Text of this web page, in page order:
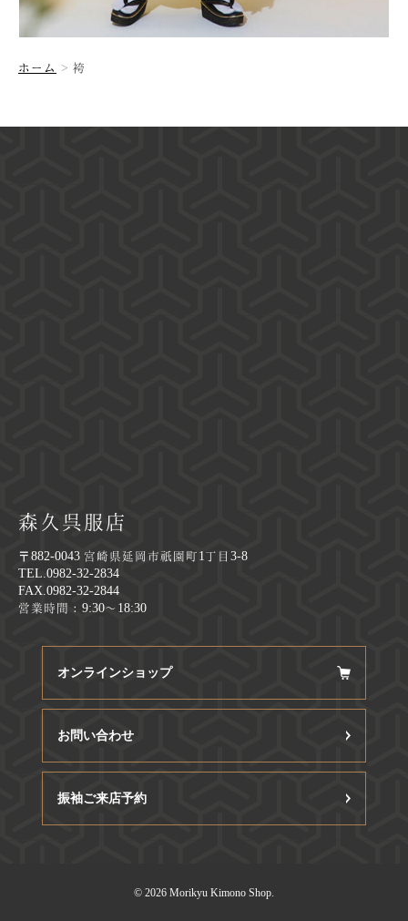
ホーム 袴
森久呉服店
〒882-0043 宮崎県延岡市祇園町1丁目3-8
TEL.0982-32-2834
FAX.0982-32-2844
営業時間：9:30～18:30
オンラインショップ
お問い合わせ
振袖ご来店予約
© 2026 Morikyu Kimono Shop.